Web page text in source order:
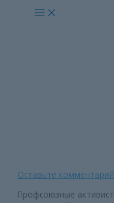
Main
Menu
Оставьте комментарий
Профсоюзные